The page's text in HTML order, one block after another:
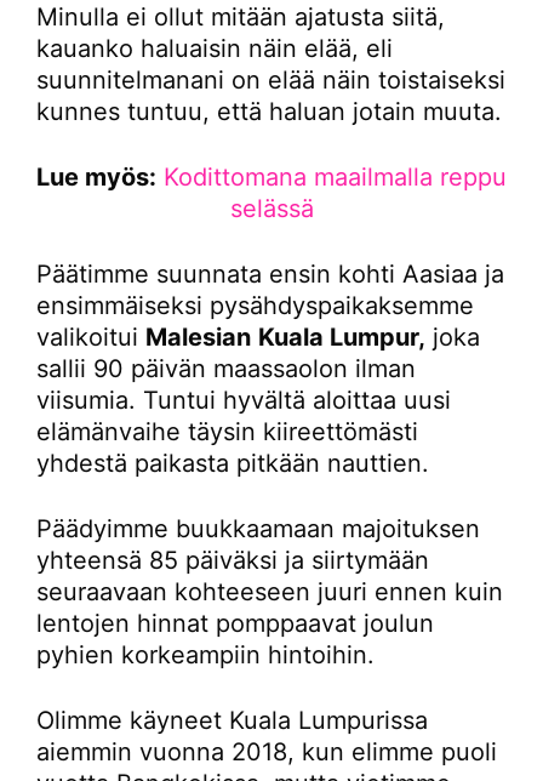
Minulla ei ollut mitään ajatusta siitä,
kauanko haluaisin näin elää, eli
suunnitelmanani on elää näin toistaiseksi
kunnes tuntuu, että haluan jotain muuta.
Lue myös: Kodittomana maailmalla reppu
selässä
Päätimme suunnata ensin kohti Aasiaa ja
ensimmäiseksi pysähdyspaikaksemme
valikoitui Malesian Kuala Lumpur, joka
sallii 90 päivän maassaolon ilman
viisumia. Tuntui hyvältä aloittaa uusi
elämänvaihe täysin kiireettömästi
yhdestä paikasta pitkään nauttien.
Päädyimme buukkaamaan majoituksen
yhteensä 85 päiväksi ja siirtymään
seuraavaan kohteeseen juuri ennen kuin
lentojen hinnat pomppaavat joulun
pyhien korkeampiin hintoihin.
Olimme käyneet Kuala Lumpurissa
aiemmin vuonna 2018, kun elimme puoli